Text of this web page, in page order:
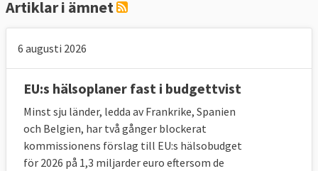
Artiklar i ämnet
6 augusti 2026
EU:s hälsoplaner fast i budgettvist
Minst sju länder, ledda av Frankrike, Spanien
och Belgien, har två gånger blockerat
kommissionens förslag till EU:s hälsobudget
för 2026 på 1,3 miljarder euro eftersom de